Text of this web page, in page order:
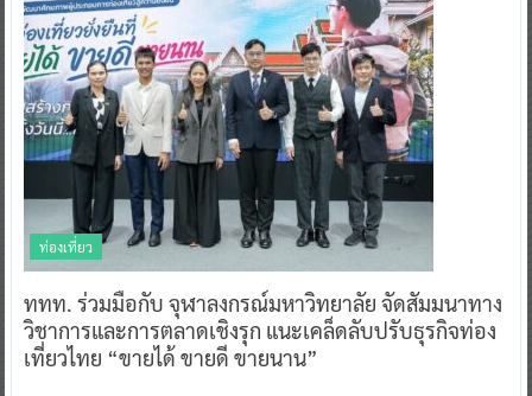
ท่องเที่ยว
ททท. ร่วมมือกับ จุฬาลงกรณ์มหาวิทยาลัย จัดสัมมนาทาง
วิชาการและการตลาดเชิงรุก แนะเคล็ดลับปรับธุรกิจท่อง
เที่ยวไทย “ขายได้ ขายดี ขายนาน”